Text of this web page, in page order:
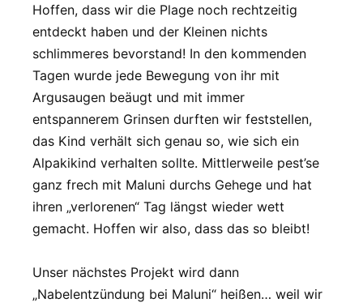
Hoffen, dass wir die Plage noch rechtzeitig
entdeckt haben und der Kleinen nichts
schlimmeres bevorstand! In den kommenden
Tagen wurde jede Bewegung von ihr mit
Argusaugen beäugt und mit immer
entspannerem Grinsen durften wir feststellen,
das Kind verhält sich genau so, wie sich ein
Alpakikind verhalten sollte. Mittlerweile pest’se
ganz frech mit Maluni durchs Gehege und hat
ihren „verlorenen“ Tag längst wieder wett
gemacht. Hoffen wir also, dass das so bleibt!
Unser nächstes Projekt wird dann
„Nabelentzündung bei Maluni“ heißen… weil wir